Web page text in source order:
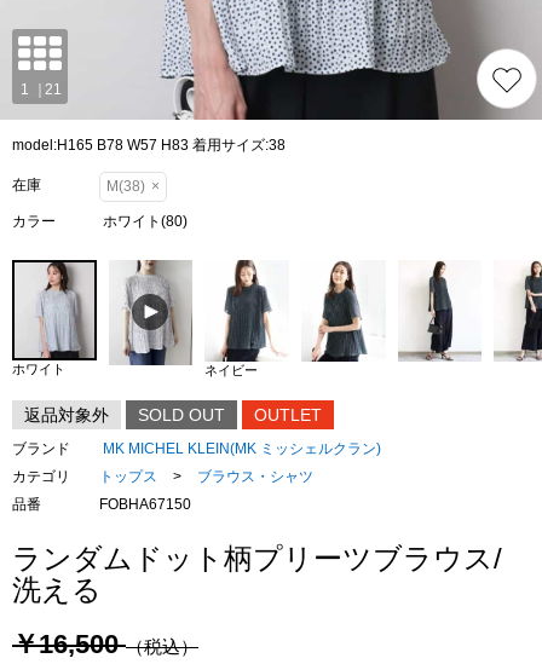
model:H165 B78 W57 H83 着用サイズ:38
在庫 M(38) ×
カラー ホワイト(80)
ホワイト ネイビー
返品対象外 SOLD OUT OUTLET
ブランド
MK MICHEL KLEIN(MK ミッシェルクラン)
カテゴリ
トップス >
ブラウス・シャツ
品番
FOBHA67150
ランダムドット柄プリーツブラウス/
洗える
￥16,500（税込）